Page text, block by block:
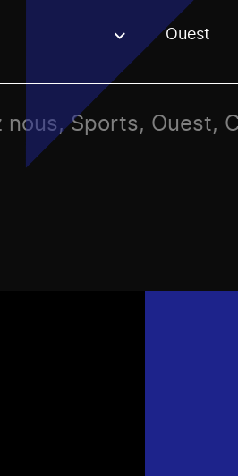
regon. The filter will be applied
Ouest
Sports, Ouest,